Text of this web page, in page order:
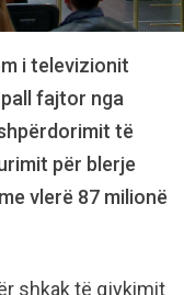
i televizionit
fajtor nga
të
për blerje
vlerë 87 milionë
shkak të gjykimit